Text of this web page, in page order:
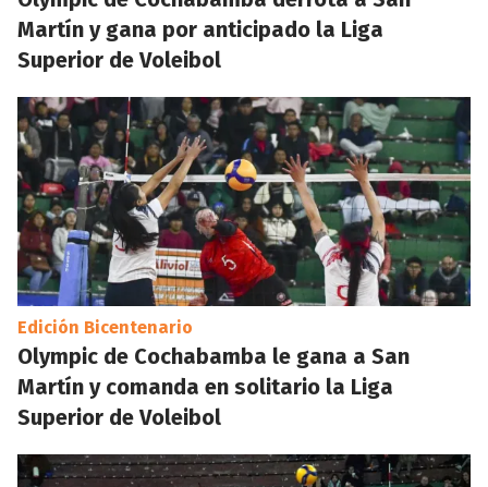
Martín y gana por anticipado la Liga
Superior de Voleibol
Edición Bicentenario
Olympic de Cochabamba le gana a San
Martín y comanda en solitario la Liga
Superior de Voleibol